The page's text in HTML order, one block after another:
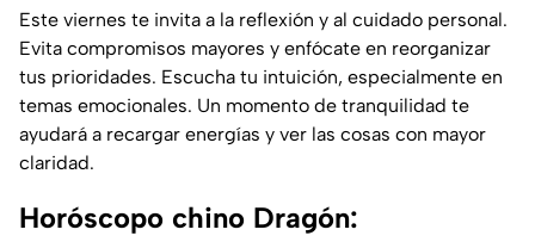
Este viernes te invita a la reflexión y al cuidado personal.
Evita compromisos mayores y enfócate en reorganizar
tus prioridades. Escucha tu intuición, especialmente en
temas emocionales. Un momento de tranquilidad te
ayudará a recargar energías y ver las cosas con mayor
claridad.
Horóscopo chino Dragón: